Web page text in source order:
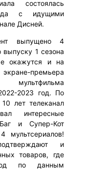
состоялась
с идущими
Дисней.
выпущено 4
1 сезона
окажутся и на
премьера
мультфильма
2023 год. По
лет телеканал
интересные
и Супер-Кот
мультсериалов!
и
товаров, где
по данным